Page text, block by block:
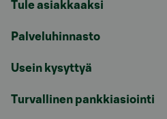
Tule asiakkaaksi
Palveluhinnasto
Usein kysyttyä
Turvallinen pankkiasiointi